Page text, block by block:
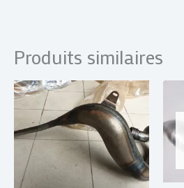
Produits similaires